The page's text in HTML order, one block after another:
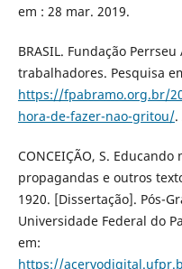
em : 28 mar. 2019.
BRASIL. Fundação
trabalhadores. Pesquisa
https://fpabramo.org.br/
hora-de-fazer-nao-gritou/.
CONCEIÇÃO, S.
propagandas e outros
1920. [Dissertação]. Pós-
Universidade Federal do
em:
https://